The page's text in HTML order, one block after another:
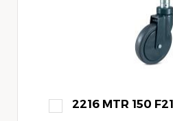
2216 MTR 150